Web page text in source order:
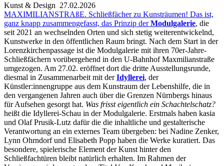
Kunst & Design 27.02.2026
MAXIMILIANSTRAßE. Schließfächer zu Kunsträumen! Das ist,
ganz knapp zusammengefasst, das Prinzip derModulgalerie, die
seit 2021 an wechselnden Orten und sich stetig weiterentwickelnd,
Kunstwerke in den öffentlichen Raum bringt. Nach dem Start in der
Lorenzkirchenpassage ist die Modulgalerie mit ihren 70er-Jahre-
Schließfächern vorübergehend in den U-Bahnhof Maxmilianstraße
umgezogen. Am 27.02. eröffnet dort die dritte Ausstellungsrunde,
diesmal in Zusammenarbeit mit derIdyllerei, der
Künstler:innengruppe aus dem Kunstraum der Lebenshilfe, die in
den vergangenen Jahren auch über die Grenzen Nürnbergs hinaus
für Aufsehen gesorgt hat. Was frisst eigentlich ein Schachtelschatz?
heißt die Idyllerei-Schau in der Modulgalerie. Erstmals haben kasia
und Olaf Prusik-Lutz dafür die die inhaltliche und gestalterische
Verantwortung an ein externes Team übergeben: bei Nadine Zenker,
Lynn Ohrndorf und Elisabeth Popp haben die Werke kuratiert. Das
besondere, spielerische Element der Kunst hinter den
Schließfachtüren bleibt natürlich erhalten. Im Rahmen der